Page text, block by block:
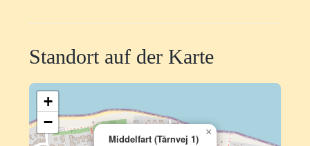
Standort auf der Karte
Middelfart (Tårnvej 1)
×
+
−